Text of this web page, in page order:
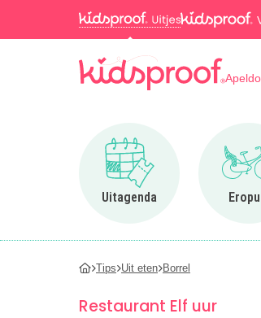
Uitagenda
Ga naar Uitagenda
Tips Uit eten Borrel
Restaurant Elf uur